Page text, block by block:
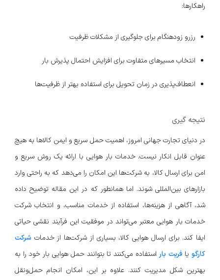
راهکارها:
رزرو زودهنگام برای جلوگیری از مشکلات ظرفیت
انتخاب مسیرهای متفاوت برای افزایش احتمال پذیرش بار
انعطاف‌پذیری در زمان تحویل برای استفاده بهتر از ظرفیت‌ها
نتیجه گیری
در دنیای تجارت جهانی امروز، اهمیت حمل سریع و ایمن کالاها به هیچ
عنوان قابل انکار نیست. خدمات بار هوایی با ارائه یک روش سریع و
امن برای ارسال کالا، به شرکت‌ها این امکان را می‌دهد که به راحتی وارد
بازارهای بین‌المللی شوند. اما همانطور که در این مقاله توضیح داده
شد، آگاهی از هزینه‌ها، استفاده از خدمات مناسب، و انتخاب شرکت
خدمات بار هوایی معتبر می‌تواند در موفقیت این فرآیند نقشی حیاتی
ایفا کند. برای ارسال هوایی کالا، بسیاری از شرکت‌ها از خدمات شرکت
کارگویا فریت بار استفاده می‌کنند تا بتوانند حمل هوایی بار خود را به
بهترین شکل مدیریت کنند. علاوه بر این، امکان انجام حمل‌ونقل